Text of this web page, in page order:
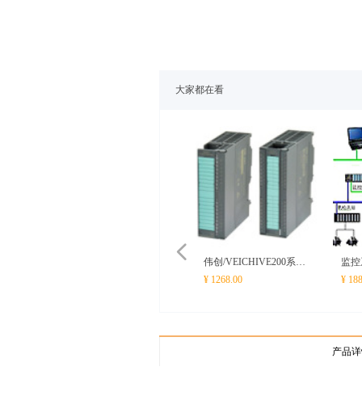
产品
大家都在看
伟创/VEICHIVE200系列
可编程控制器 PLC
¥ 1268.00
监
¥
넳